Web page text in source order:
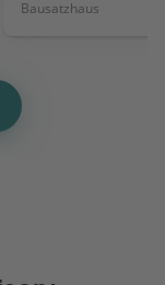
Bausatzhaus